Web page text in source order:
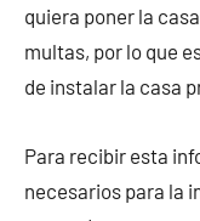
quiera poner la
multas, por lo que
de instalar la casa
Para recibir esta
necesarios para la